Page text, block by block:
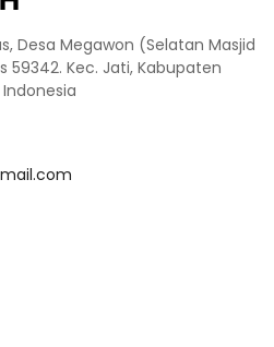
Desa Megawon (Selatan Masjid
59342. Kec. Jati, Kabupaten